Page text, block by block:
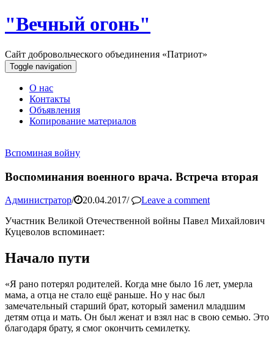
"Вечный огонь"
Сайт добровольческого объединения «Патриот»
Toggle navigation
О нас
Контакты
Объявления
Копирование материалов
Вспоминая войну
Воспоминания военного врача. Встреча вторая
Администратор/ 20.04.2017/
Leave a comment
Участник Великой Отечественной войны Павел Михайлович
Куцеволов вспоминает:
Начало пути
«Я рано потерял родителей. Когда мне было 16 лет, умерла
мама, а отца не стало ещё раньше. Но у нас был
замечательный старший брат, который заменил младшим
детям отца и мать. Он был женат и взял нас в свою семью. Это
благодаря брату, я смог окончить семилетку.